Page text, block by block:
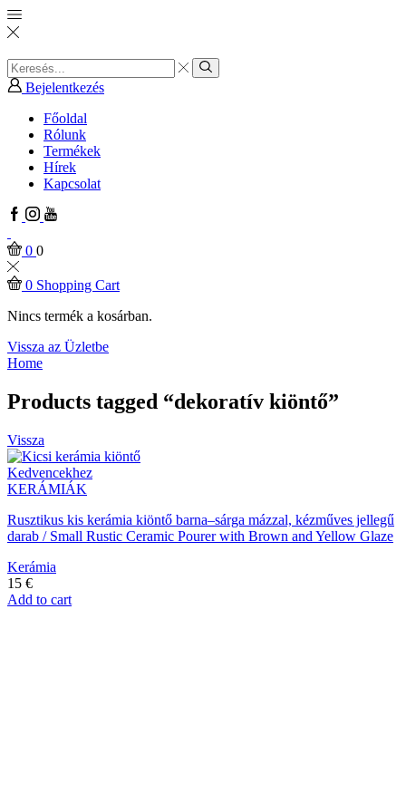
Search
input
Search
Bejelentkezés
Főoldal
Rólunk
Termékek
Hírek
Kapcsolat
Facebook
Instagram
Youtube
0 0
0 Shopping Cart
Nincs termék a kosárban.
Vissza az Üzletbe
Home
Products tagged “dekoratív kiöntő”
Vissza
Kedvencekhez
KERÁMIÁK
Rusztikus kis kerámia kiöntő barna–sárga mázzal, kézműves jellegű
darab / Small Rustic Ceramic Pourer with Brown and Yellow Glaze
Kerámia
15 €
Add to cart